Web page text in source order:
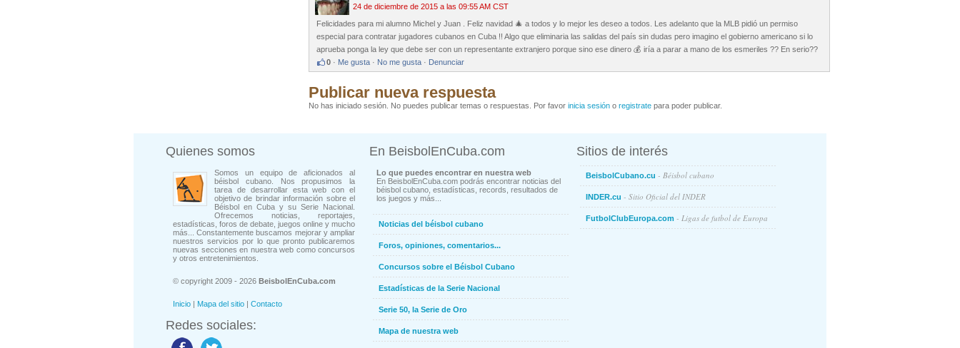
24 de diciembre de 2015 a las 09:55 AM CST
Felicidades para mi alumno Michel y Juan . Feliz navidad 🎄 a todos y lo mejor les deseo a todos. Les adelanto que la MLB pidió un permiso
especial para contratar jugadores cubanos en Cuba !! Algo que eliminaria las salidas del país sin dudas pero imagino el gobierno americano si lo
aprueba ponga la ley que debe ser con un representante extranjero porque sino ese dinero 💰 iría a parar a mano de los esmeriles ?? En serio??
0 · Me gusta · No me gusta · Denunciar
Publicar nueva respuesta
No has iniciado sesión. No puedes publicar temas o respuestas. Por favor inicia sesión o registrate para poder publicar.
Quienes somos
Somos un equipo de aficionados al
béisbol cubano. Nos propusimos la
tarea de desarrollar esta web con el
objetivo de brindar información sobre el
Béisbol en Cuba y su Serie Nacional.
Ofrecemos noticias, reportajes,
estadísticas, foros de debate, juegos online y mucho
más... Constantemente buscamos mejorar y ampliar
nuestros servicios por lo que pronto publicaremos
nuevas secciones en nuestra web como concursos
y otros entretenimientos.
© copyright 2009 - 2026 BeisbolEnCuba.com
Inicio | Mapa del sitio | Contacto
Redes sociales:
En BeisbolEnCuba.com
Lo que puedes encontrar en nuestra web
En BeisbolEnCuba.com podrás encontrar noticias del
béisbol cubano, estadísticas, records, resultados de
los juegos y más...
Noticias del béisbol cubano
Foros, opiniones, comentarios...
Concursos sobre el Béisbol Cubano
Estadísticas de la Serie Nacional
Serie 50, la Serie de Oro
Mapa de nuestra web
Sitios de interés
BeisbolCubano.cu - Béisbol cubano
INDER.cu - Sitio Oficial del INDER
FutbolClubEuropa.com - Ligas de futbol de Europa